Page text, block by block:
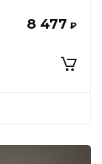
8 477 ₽